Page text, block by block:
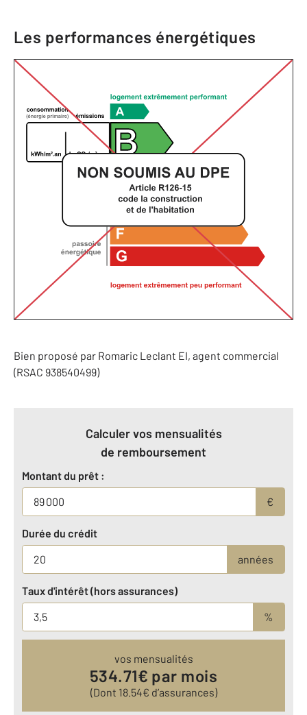
Les performances énergétiques
Bien proposé par Romaric Leclant EI, agent commercial
(RSAC 938540499)
Calculer vos mensualités
de remboursement
Montant du prêt :
€
Durée du crédit
années
Taux d'intérêt (hors assurances)
%
vos mensualités
534.71€ par mois
(Dont 18.54€ d’assurances)